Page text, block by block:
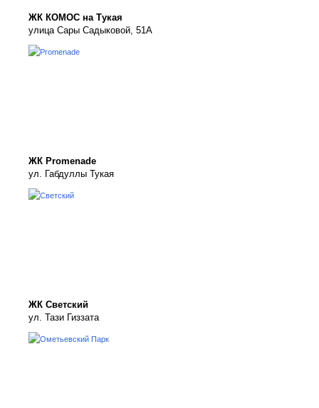
ЖК КОМОС на Тукая
улица Сары Садыковой, 51А
ЖК Promenade
ул. Габдуллы Тукая
ЖК Светский
ул. Тази Гиззата